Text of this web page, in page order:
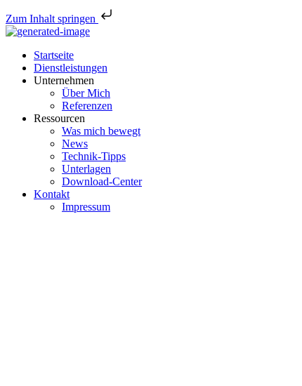
Zum Inhalt springen
Startseite
Dienstleistungen
Unternehmen
Über Mich
Referenzen
Ressourcen
Was mich bewegt
News
Technik-Tipps
Unterlagen
Download-Center
Kontakt
Impressum